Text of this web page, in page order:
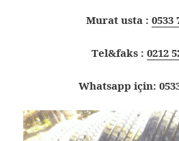
Murat usta : 0533
Tel&faks : 0212
Whatsapp için: 0533